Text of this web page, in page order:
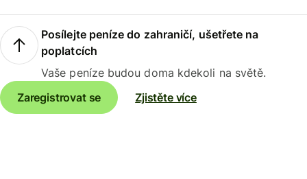
Posílejte peníze do zahraničí, ušetřete na
poplatcích
Vaše peníze budou doma kdekoli na světě.
Zaregistrovat se
Zjistěte více